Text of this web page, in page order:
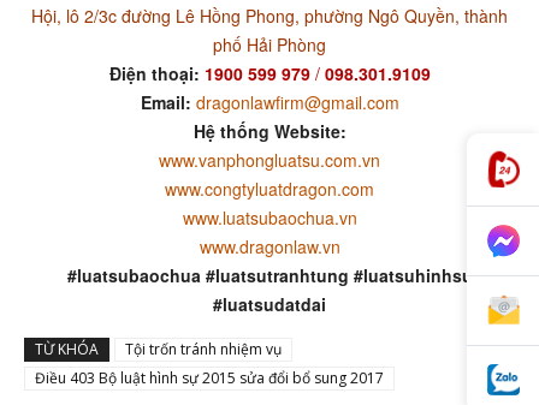
Hội, lô 2/3c đường Lê Hồng Phong, phường Ngô Quyền, thành
phố Hải Phòng
Điện thoại: 1900 599 979/ 098.301.9109
Email: dragonlawfirm@gmail.com
Hệ thống Website:
www.vanphongluatsu.com.vn
www.congtyluatdragon.com
www.luatsubaochua.vn
www.dragonlaw.vn
#luatsubaochua #luatsutranhtung #luatsuhinhsu
#luatsudatdai
TỪ KHÓA
Tội trốn tránh nhiệm vụ
Điều 403 Bộ luật hình sự 2015 sửa đổi bổ sung 2017